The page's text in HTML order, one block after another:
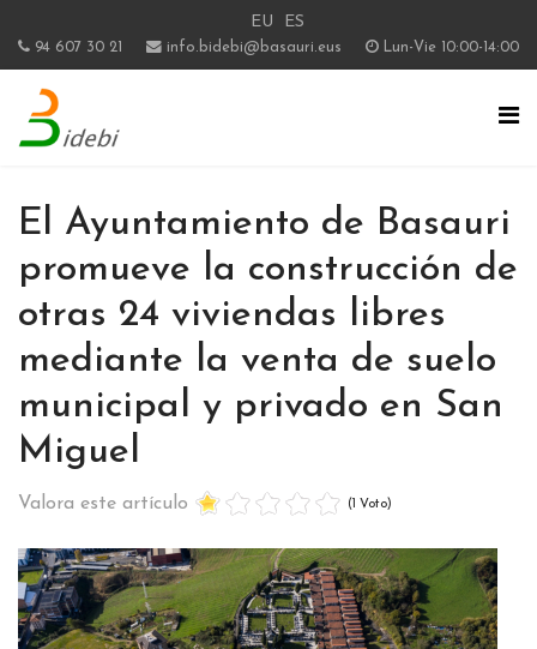
EU ES
94 607 30 21 info.bidebi@basauri.eus Lun-Vie 10:00-14:00
El Ayuntamiento de Basauri
promueve la construcción de
otras 24 viviendas libres
mediante la venta de suelo
municipal y privado en San
Miguel
Valora este artículo (1 Voto)